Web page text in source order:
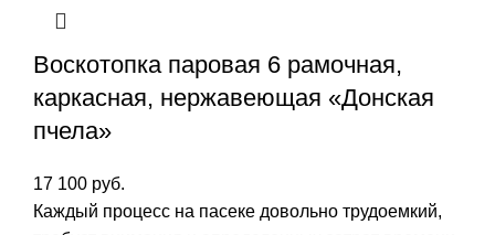
Воскотопка паровая 6 рамочная,
каркасная, нержавеющая «Донская
пчела»
17 100 руб.
Каждый процесс на пасеке довольно трудоемкий,